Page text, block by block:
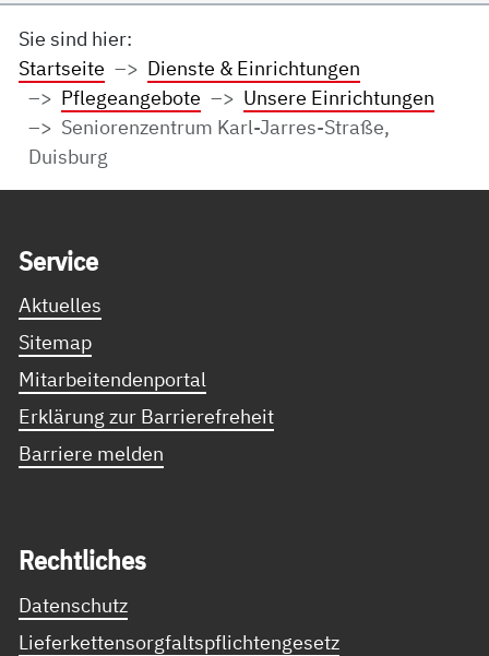
Sie sind hier:
Startseite
Dienste & Einrichtungen
Pflegeangebote
Unsere Einrichtungen
Seniorenzentrum Karl-Jarres-Straße,
Duisburg
Ser­vice
Aktuelles
Sitemap
Mitarbeitendenportal
Erklärung zur Barrierefreheit
Barriere melden
Recht­li­ches
Datenschutz
Lieferkettensorgfaltspflichtengesetz